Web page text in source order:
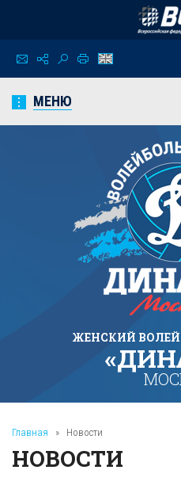
МЕНЮ
ЖЕНСКИЙ
Главная » Новости
НОВОСТИ